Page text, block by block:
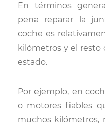
En términos
pena reparar la
coche es
kilómetros y el resto
estado.
Por ejemplo, en
o motores fiables
muchos kilómetros,